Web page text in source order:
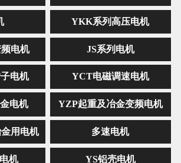
YKK系列高压电机
电机 JS系列电机
电机 YCT电磁调速电机
电机 YZP起重及冶金变频电机
用电机 多速电机
机 YS铝壳电机